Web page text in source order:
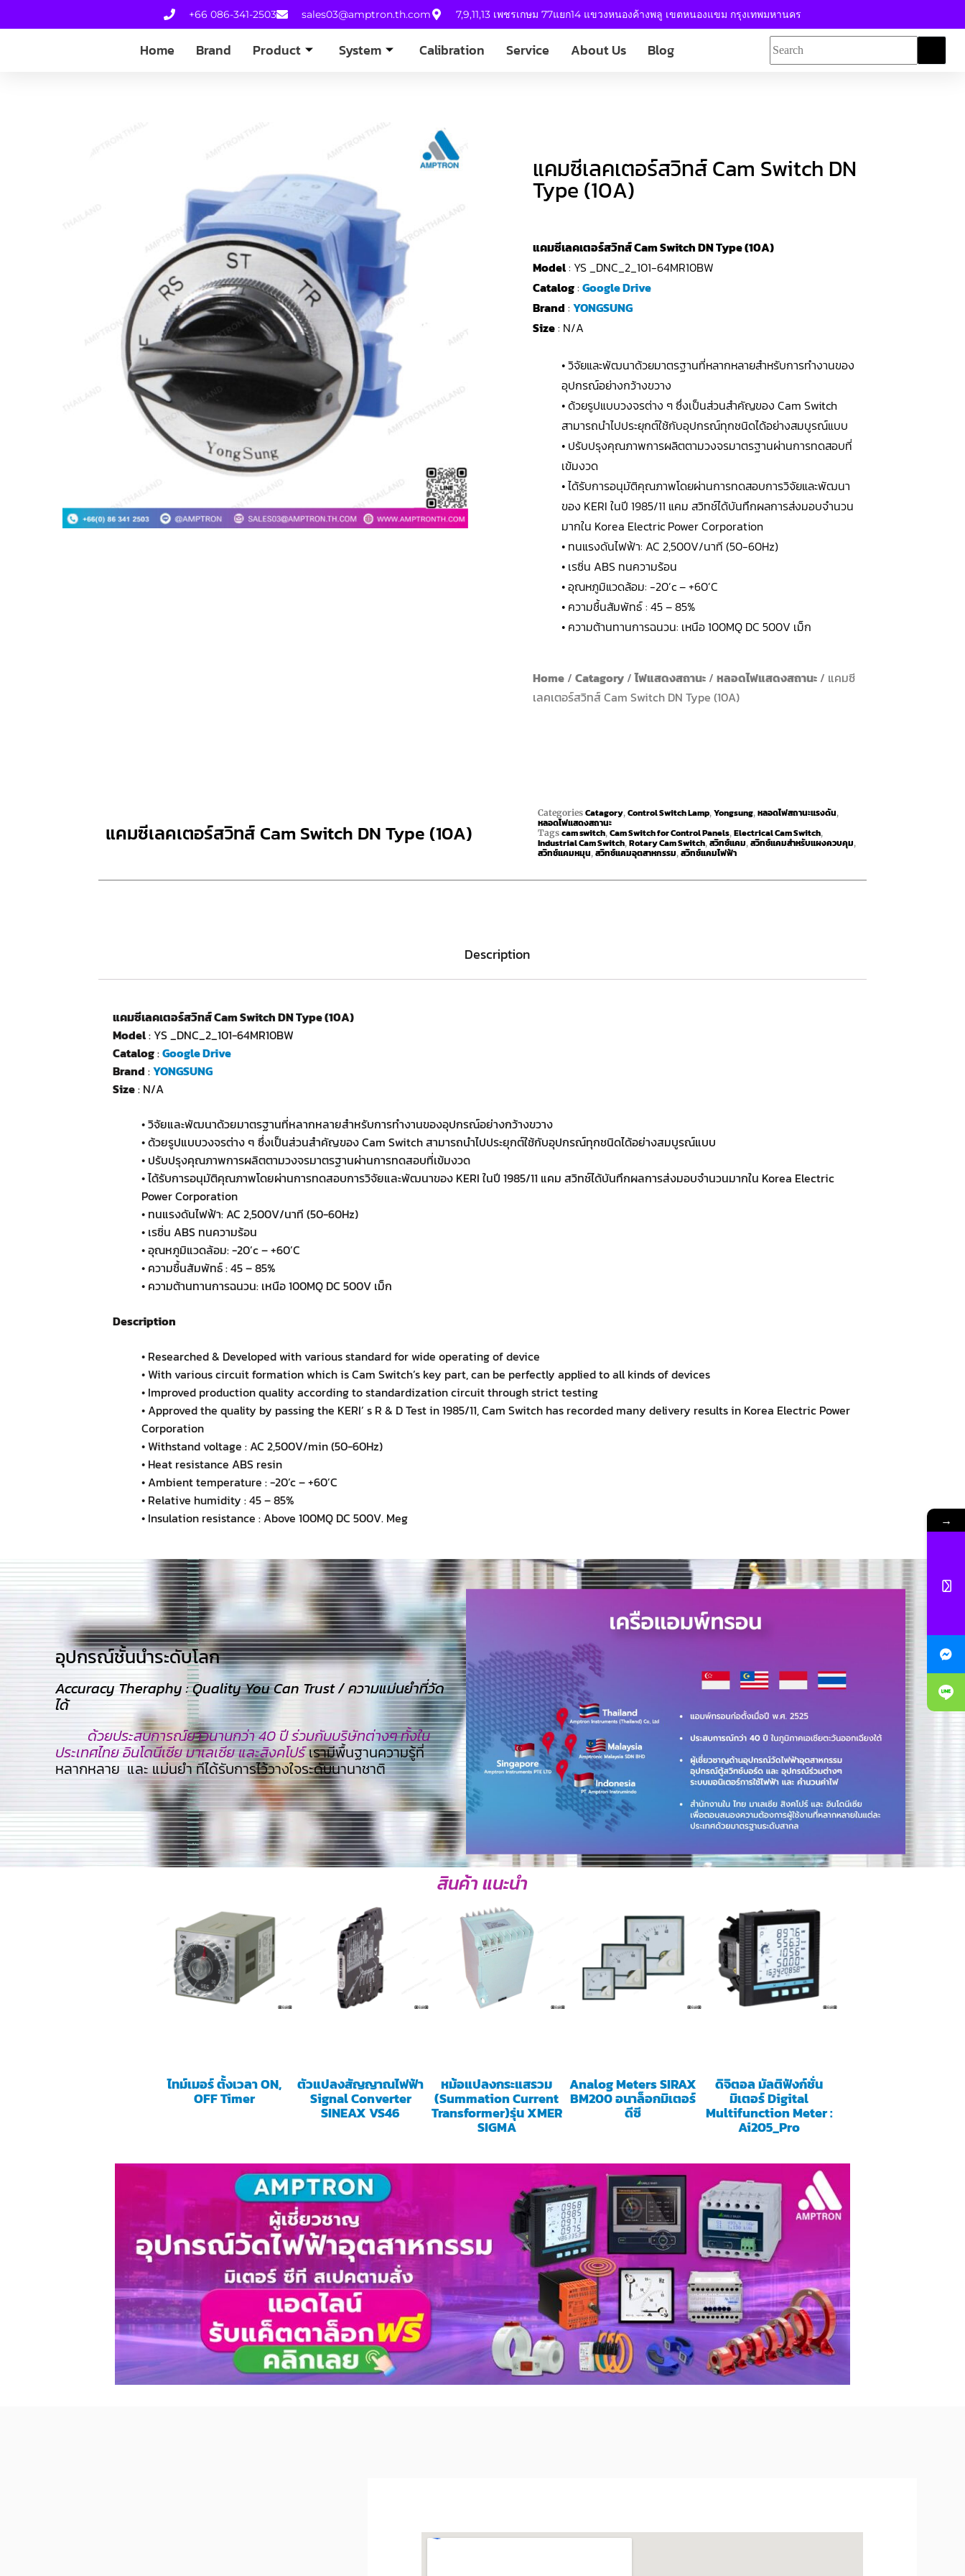
+66 086-341-2503 sales03@amptron.th.com 7,9,11,13 เพชรเกษม 77แยก14 แขวงหนองค้างพลู เขตหนองแขม กรุงเทพมหานคร
Home Brand Product System Calibration Service About Us Blog
แคมซีเลคเตอร์สวิทส์ Cam Switch DN
Type (10A)
แคมซีเลคเตอร์สวิทส์ Cam Switch DN Type (10A)
Model: YS _DNC_2_101-64MR10BW
Catalog: Google Drive
Brand : YONGSUNG
Size: N/A
• วิจัยและพัฒนาด้วยมาตรฐานที่หลากหลายสำหรับการทำงานของ
อุปกรณ์อย่างกว้างขวาง
• ด้วยรูปแบบวงจรต่าง ๆ ซึ่งเป็นส่วนสำคัญของ Cam Switch
สามารถนำไปประยุกต์ใช้กับอุปกรณ์ทุกชนิดได้อย่างสมบูรณ์แบบ
• ปรับปรุงคุณภาพการผลิตตามวงจรมาตรฐานผ่านการทดสอบที่
เข้มงวด
• ได้รับการอนุมัติคุณภาพโดยผ่านการทดสอบการวิจัยและพัฒนา
ของ KERI ในปี 1985/11 แคม สวิทช์ได้บันทึกผลการส่งมอบจำนวน
มากใน Korea Electric Power Corporation
• ทนแรงดันไฟฟ้า: AC 2,500V/นาที (50-60Hz)
• เรซิ่น ABS ทนความร้อน
• อุณหภูมิแวดล้อม: -20’c – +60’C
• ความชื้นสัมพัทธ์ : 45 – 85%
• ความต้านทานการฉนวน: เหนือ 100MQ DC 500V เม็ก
Home / Catagory /ไฟแสดงสถานะ / หลอดไฟแสดงสถานะ / แคมซี
เลคเตอร์สวิทส์ Cam Switch DN Type (10A)
แคมซีเลคเตอร์สวิทส์ Cam Switch DN Type (10A)
Categories Catagory,Control Switch Lamp,Yongsung,หลอดไฟสถานะแรงดัน,
หลอดไฟแสดงสถานะ
Tags cam switch,Cam Switch for Control Panels,Electrical Cam Switch,
Industrial Cam Switch,Rotary Cam Switch,สวิทช์แคม,สวิทช์แคมสำหรับแผงควบคุม,
สวิทช์แคมหมุน,สวิทช์แคมอุตสาหกรรม,สวิทช์แคมไฟฟ้า
Description
แคมซีเลคเตอร์สวิทส์ Cam Switch DN Type (10A)
Model: YS _DNC_2_101-64MR10BW
Catalog:Google Drive
Brand :YONGSUNG
Size: N/A
• วิจัยและพัฒนาด้วยมาตรฐานที่หลากหลายสำหรับการทำงานของอุปกรณ์อย่างกว้างขวาง
• ด้วยรูปแบบวงจรต่าง ๆ ซึ่งเป็นส่วนสำคัญของ Cam Switch สามารถนำไปประยุกต์ใช้กับอุปกรณ์ทุกชนิดได้อย่างสมบูรณ์แบบ
• ปรับปรุงคุณภาพการผลิตตามวงจรมาตรฐานผ่านการทดสอบที่เข้มงวด
• ได้รับการอนุมัติคุณภาพโดยผ่านการทดสอบการวิจัยและพัฒนาของ KERI ในปี 1985/11 แคม สวิทช์ได้บันทึกผลการส่งมอบจำนวนมากใน Korea Electric
Power Corporation
• ทนแรงดันไฟฟ้า: AC 2,500V/นาที (50-60Hz)
• เรซิ่น ABS ทนความร้อน
• อุณหภูมิแวดล้อม: -20’c – +60’C
• ความชื้นสัมพัทธ์ : 45 – 85%
• ความต้านทานการฉนวน: เหนือ 100MQ DC 500V เม็ก
Description
• Researched & Developed with various standard for wide operating of device
• With various circuit formation which is Cam Switch’s key part, can be perfectly applied to all kinds of devices
• Improved production quality according to standardization circuit through strict testing
• Approved the quality by passing the KERI’ s R & D Test in 1985/11, Cam Switch has recorded many delivery results in Korea Electric Power
Corporation
• Withstand voltage : AC 2,500V/min (50-60Hz)
• Heat resistance ABS resin
• Ambient temperature : -20’c – +60’C
• Relative humidity : 45 – 85%
• Insulation resistance : Above 100MQ DC 500V. Meg
อุปกรณ์ชั้นนำระดับโลก​
Accuracy Theraphy : Quality You Can Trust / ความแม่นยำที่วัด
ได้
ด้วยประสบการณ์ยาวนานกว่า 40 ปี ร่วมกับบริษัทต่างๆ ทั้งใน
ประเทศไทย อินโดนีเซีย มาเลเซีย และสิงคโปร์เรามีพื้นฐานความรู้ที่
หลากหลาย และ แม่นยำ ทีไ่ด้รับการไว้วางใจระดับนานาชาติ
สินค้า แนะนำ
ไทม์เมอร์ ตั้งเวลา ON,
OFF Timer
ตัวแปลงสัญญาณไฟฟ้า
Signal Converter
SINEAX VS46
หม้อแปลงกระแสรวม
(Summation Current
Transformer)รุ่น XMER
SIGMA
Analog Meters SIRAX
BM200 อนาล็อกมิเตอร์
ดีซี
ดิจิตอล มัลติฟังก์ชั่น
มิเตอร์ Digital
Multifunction Meter :
Ai205_Pro
→